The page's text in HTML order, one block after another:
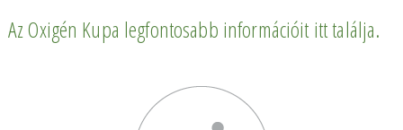
Támogatóink
Az Oxigén Kupa legfontosabb információit itt találja.